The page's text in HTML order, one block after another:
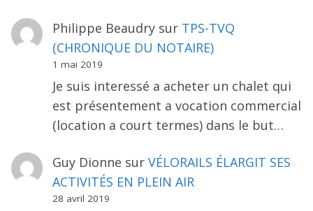
Philippe Beaudrysur TPS-TVQ
(CHRONIQUE DU NOTAIRE)
1 mai 2019
Je suis interessé a acheter un chalet qui
est présentement a vocation commercial
(location a court termes) dans le but…
Guy Dionne sur VÉLORAILS ÉLARGIT SES
ACTIVITÉS EN PLEIN AIR
28 avril 2019